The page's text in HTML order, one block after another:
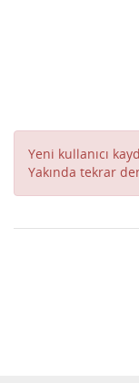
Yeni kullanıcı
Yakında tekrar